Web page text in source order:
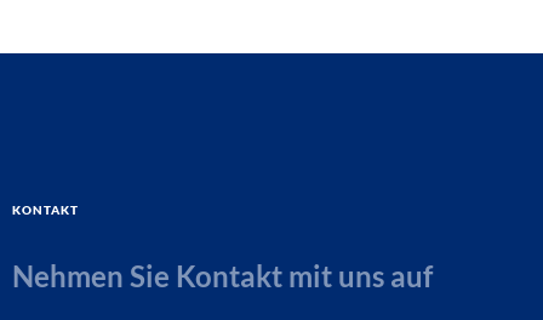
Kontakt
Nehmen Sie Kontakt mit uns auf